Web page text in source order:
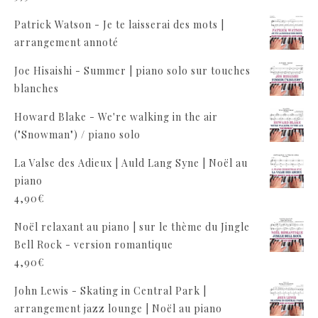
Patrick Watson - Je te laisserai des mots |
arrangement annoté
Joe Hisaishi - Summer | piano solo sur touches
blanches
Howard Blake - We're walking in the air
("Snowman") / piano solo
La Valse des Adieux | Auld Lang Syne | Noël au
piano
4,90€
Noël relaxant au piano | sur le thème du Jingle
Bell Rock - version romantique
4,90€
John Lewis - Skating in Central Park |
arrangement jazz lounge | Noël au piano